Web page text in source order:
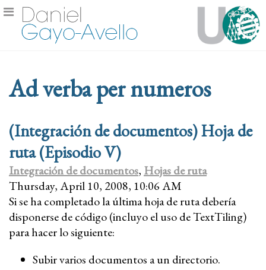
Ad verba per numeros
(Integración de documentos) Hoja de
ruta (Episodio V)
Integración de documentos, Hojas de ruta
Thursday, April 10, 2008, 10:06 AM
Si se ha completado la última hoja de ruta debería
disponerse de código (incluyo el uso de TextTiling)
para hacer lo siguiente:
Subir varios documentos a un directorio.